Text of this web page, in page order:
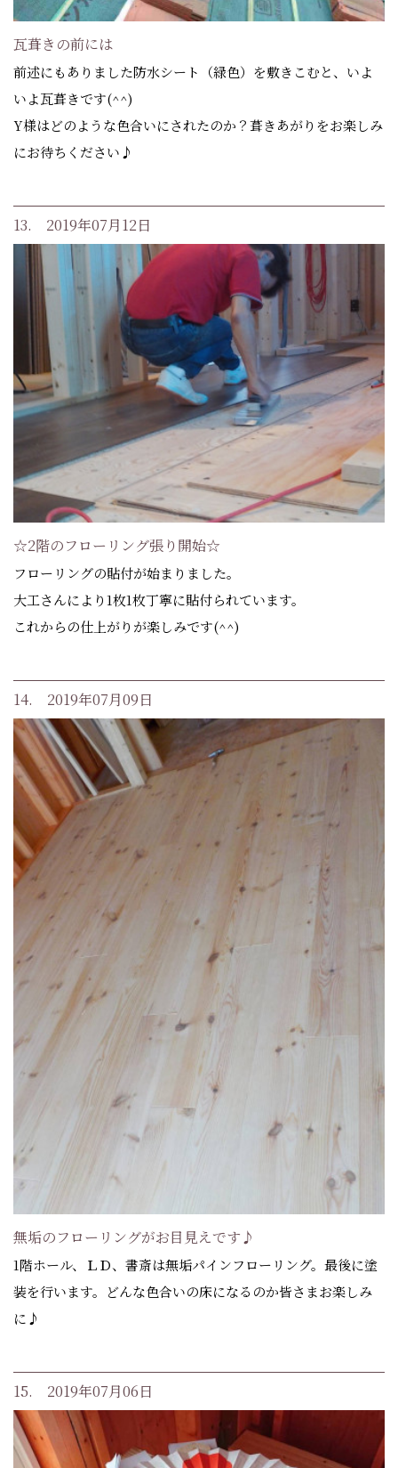
瓦葺きの前には
前述にもありました防水シート（緑色）を敷きこむと、いよ
いよ瓦葺きです(^^)
Y様はどのような色合いにされたのか？葺きあがりをお楽しみ
にお待ちください♪
13. 2019年07月12日
☆2階のフローリング張り開始☆
フローリングの貼付が始まりました。
大工さんにより1枚1枚丁寧に貼付られています。
これからの仕上がりが楽しみです(^^)
14. 2019年07月09日
無垢のフローリングがお目見えです♪
1階ホール、ＬＤ、書斎は無垢パインフローリング。最後に塗
装を行います。どんな色合いの床になるのか皆さまお楽しみ
に♪
15. 2019年07月06日